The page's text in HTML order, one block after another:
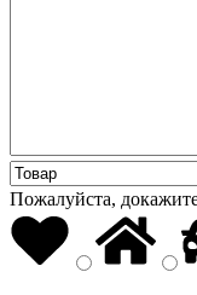
Пожалуйста,